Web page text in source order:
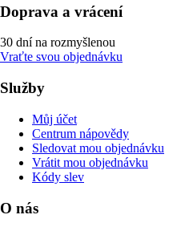
Doprava a vrácení
30 dní na rozmyšlenou
Vraťte svou objednávku
Služby
Můj účet
Centrum nápovědy
Sledovat mou objednávku
Vrátit mou objednávku
Kódy slev
O nás